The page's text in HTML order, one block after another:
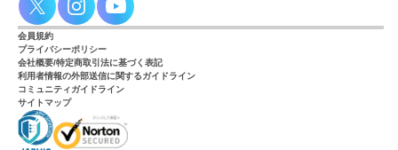
会員規約
プライバシーポリシー
会社概要/特定商取引法に基づく表記
利用者情報の外部送信に関するガイドライン
コミュニティガイドライン
サイトマップ